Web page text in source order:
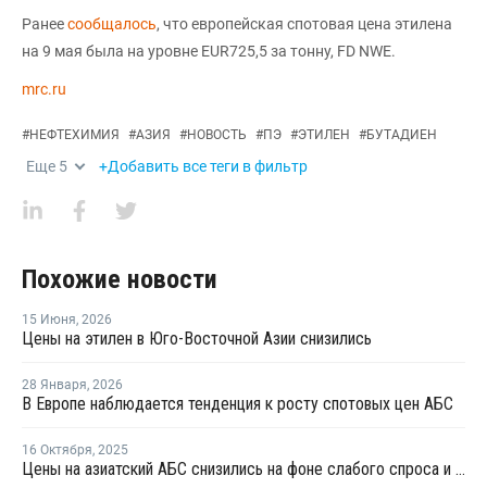
Ранеесообщалось, что европейская спотовая цена этилена
на 9 мая была на уровне EUR725,5 за тонну, FD NWE.
mrc.ru
#НЕФТЕХИМИЯ #АЗИЯ #НОВОСТЬ #ПЭ #ЭТИЛЕН #БУТАДИЕН
Еще 5 +Добавить все теги в фильтр
Похожие новости
15 Июня, 2026
Цены на этилен в Юго-Восточной Азии снизились
28 Января, 2026
В Европе наблюдается тенденция к росту спотовых цен АБС
16 Октября, 2025
Цены на азиатский АБС снизились на фоне слабого спроса и больших запасов